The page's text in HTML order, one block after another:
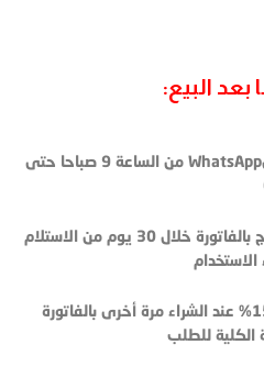
بعد البيع:
رقم تواصل متاح للمكالمات والWhatsApp من الساعة 9 صباحا حتى
ضمان استبدال أو استرجاع للمنتج بالفاتورة خلال 30 يوم من الاستلام
خصومات تتراوح بين 8% إلى 15% عند الشراء مرة أخرى بالفاتورة
الكلية للطلب